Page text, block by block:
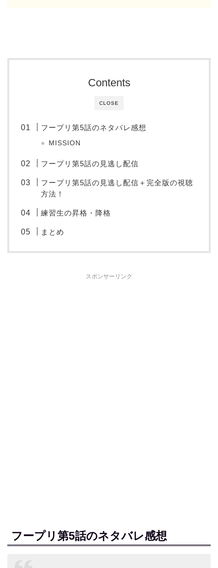
CLOSE
Contents
フープリ第5話のネタバレ感想
MISSION
フープリ第5話の見逃し配信
フープリ第5話の見逃し配信＋完全版の視聴
方法！
練習生の昇格・降格
まとめ
スポンサーリンク
フープリ第5話のネタバレ感想